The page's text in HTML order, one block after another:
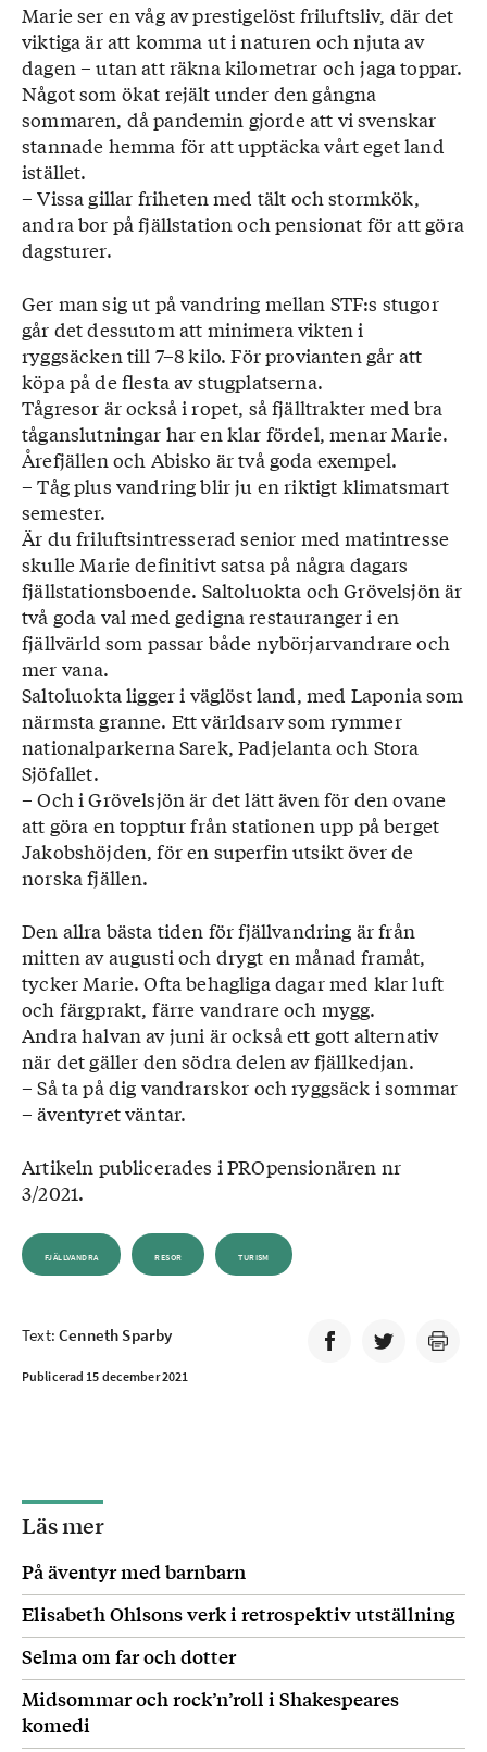
Marie ser en våg av prestigelöst friluftsliv, där det
viktiga är att komma ut i naturen och njuta av
dagen – utan att räkna kilometrar och jaga toppar.
Något som ökat rejält under den gångna
sommaren, då pandemin gjorde att vi svenskar
stannade hemma för att upptäcka vårt eget land
istället.
– Vissa gillar friheten med tält och stormkök,
andra bor på fjällstation och pensionat för att göra
dagsturer.
Ger man sig ut på vandring ­mellan STF:s stugor
går det dessutom att minimera vikten i
ryggsäcken till 7–8 kilo. För provianten går att
köpa på de flesta av stugplatserna.
Tågresor är också i ropet, så fjälltrakter med bra
tåganslutningar har en klar fördel, menar Marie.
Årefjällen och Abisko är två goda exempel.
– Tåg plus vandring blir ju en riktigt klimatsmart
semester.
Är du friluftsintresserad senior med matintresse
skulle Marie definitivt satsa på några dagars
fjällstationsboende. Saltoluokta och Grövelsjön är
två goda val med gedigna restauranger i en
fjällvärld som passar både nybörjarvandrare och
mer vana.
Saltoluokta ligger i väglöst land, med Laponia som
närmsta granne. Ett världsarv som rymmer
nationalparkerna Sarek, Padjelanta och Stora
Sjöfallet.
– Och i Grövelsjön är det lätt även för den ovane
att göra en topptur från stationen upp på berget
Jakobs­höjden, för en superfin utsikt över de
norska fjällen.
Den allra bästa tiden för fjällvand­ring är från
mitten av augusti och drygt en månad framåt,
tycker ­Marie. Ofta behagliga dagar med klar luft
och färgprakt, färre vandrare och mygg.
Andra halvan av juni är också ett gott alternativ
när det gäller den södra delen av fjällkedjan.
– Så ta på dig vandrarskor och ryggsäck i sommar
– äventyret ­väntar.
Artikeln publicerades i PROpensionären nr
3/2021.
FJÄLLVANDRA RESOR TURISM
Text:Cenneth Sparby
Publicerad 15 december 2021
Läs mer
På äventyr med barnbarn
Elisabeth Ohlsons verk i retrospektiv utställning
Selma om far och dotter
Midsommar och rock’n’roll i Shakespeares
komedi